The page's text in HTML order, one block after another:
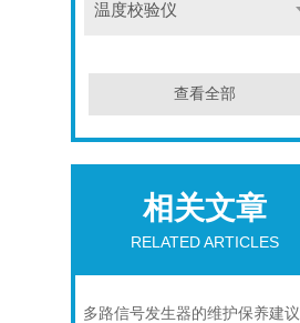
温度校验仪
查看全部
相关文章
RELATED ARTICLES
多路信号发生器的维护保养建议